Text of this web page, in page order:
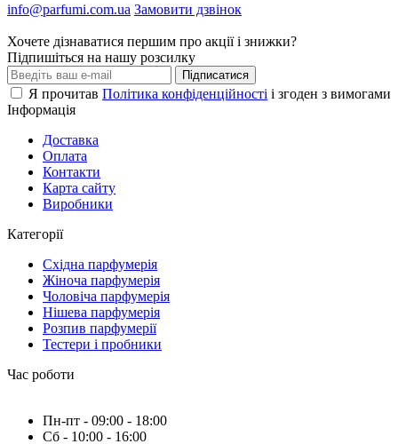
info@parfumi.com.ua Замовити дзвінок
Хочете дізнаватися першим про акції і знижки?
Підпишіться на нашу розсилку
Підписатися
Я прочитав Політика конфіденційності і згоден з вимогами
Інформація
Доставка
Оплата
Контакти
Карта сайту
Виробники
Категорії
Східна парфумерія
Жіноча парфумерія
Чоловіча парфумерія
Нішева парфумерія
Розпив парфумерії
Тестери і пробники
Час роботи
Пн-пт - 09:00 - 18:00
Сб - 10:00 - 16:00